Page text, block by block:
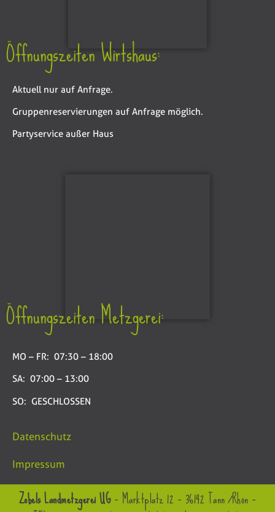
Öffnungszeiten Wirtshaus:
Aktuell nur auf Anfrage.
Gruppenreservierungen auf Anfrage möglich.
Partyservice außer Haus
Öffnungszeiten Metzgerei:
MO – FR: 07:30 – 18:00
SA: 07:00 – 13:00
SO: GESCHLOSSEN
Datenschutz
Impressum
Zobels Landmetzgerei UG– Marktplatz 12 – 36142 Tann /Rhön –